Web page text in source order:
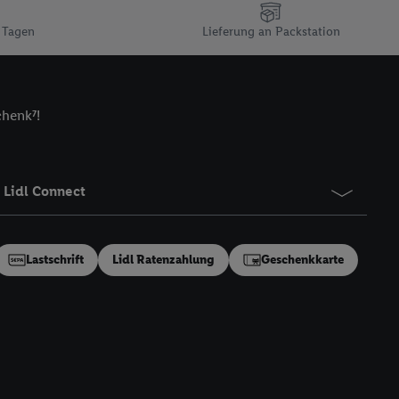
Lieferung an Packstation
Lidl Connect
Lastschrift Lidl Ratenzahlung Geschenkkarte
Online-Kennung
verwenden
E-Mail-
verfügbar ist.
und einer
von Dritten betrieben
speziell zur
generell zu
„Nutzung der
(nur für
Utiq